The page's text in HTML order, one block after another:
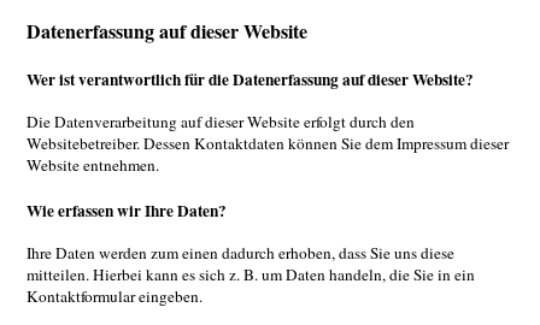
Datenerfassung auf dieser Website
Wer ist verantwortlich für die Datenerfassung auf dieser Website?
Die Datenverarbeitung auf dieser Website erfolgt durch den
Websitebetreiber. Dessen Kontaktdaten können Sie dem Impressum dieser
Website entnehmen.
Wie erfassen wir Ihre Daten?
Ihre Daten werden zum einen dadurch erhoben, dass Sie uns diese
mitteilen. Hierbei kann es sich z. B. um Daten handeln, die Sie in ein
Kontaktformular eingeben.